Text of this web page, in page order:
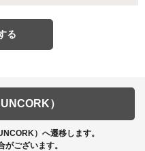
る
）
）へ遷移します。
ございます。